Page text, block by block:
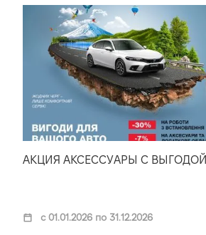
АКЦИЯ АКСЕССУАРЫ С ВЫГОДОЙ
с 01.01.2026 по 31.12.2026